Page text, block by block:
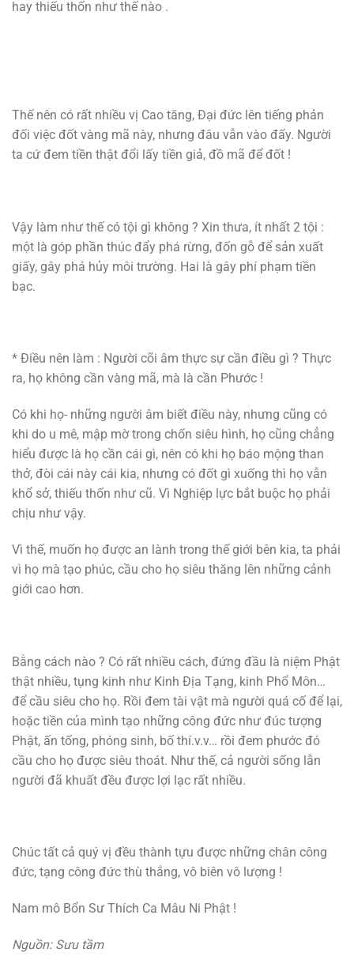
hay thiếu thốn như thế nào .
Thế nên có rất nhiều vị Cao tăng, Đại đức lên tiếng phản
đối việc đốt vàng mã này, nhưng đâu vẫn vào đấy. Người
ta cứ đem tiền thật đổi lấy tiền giả, đồ mã để đốt !
Vậy làm như thế có tội gì không ? Xin thưa, ít nhất 2 tội :
một là góp phần thúc đẩy phá rừng, đốn gỗ để sản xuất
giấy, gây phá hủy môi trường. Hai là gây phí phạm tiền
bạc.
* Điều nên làm : Người cõi âm thực sự cần điều gì ? Thực
ra, họ không cần vàng mã, mà là cần Phước !
Có khi họ- những người âm biết điều này, nhưng cũng có
khi do u mê, mập mờ trong chốn siêu hình, họ cũng chẳng
hiểu được là họ cần cái gì, nên có khi họ báo mộng than
thở, đòi cái này cái kia, nhưng có đốt gì xuống thì họ vẫn
khổ sở, thiếu thốn như cũ. Vì Nghiệp lực bắt buộc họ phải
chịu như vậy.
Vì thế, muốn họ được an lành trong thế giới bên kia, ta phải
vì họ mà tạo phúc, cầu cho họ siêu thăng lên những cảnh
giới cao hơn.
Bằng cách nào ? Có rất nhiều cách, đứng đầu là niệm Phật
thật nhiều, tụng kinh như Kinh Địa Tạng, kinh Phổ Môn…
để cầu siêu cho họ. Rồi đem tài vật mà người quá cố để lại,
hoặc tiền của mình tạo những công đức như đúc tượng
Phật, ấn tống, phóng sinh, bố thí.v.v… rồi đem phước đó
cầu cho họ được siêu thoát. Như thế, cả người sống lẫn
người đã khuất đều được lợi lạc rất nhiều.
Chúc tất cả quý vị đều thành tựu được những chân công
đức, tạng công đức thù thắng, vô biên vô lượng !
Nam mô Bổn Sư Thích Ca Mâu Ni Phật !
Nguồn: Sưu tầm